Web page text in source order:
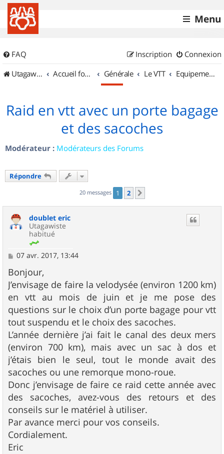
Menu
FAQ Connexion
Inscription
UtagawaVTT (Randos VTT et VTTAE avec traces GPS)
Accueil forum Générale Le VTT Equipements et Accessoires
Raid en vtt avec un porte bagage
et des sacoches
Modérateur : Modérateurs des Forums
Répondre
20 messages 1 2
doublet eric
Utagawiste
habitué
M
s
s
a
g
e
07 avr. 2017, 13:44
Bonjour,
J’envisage de faire la velodysée (environ 1200 km)
en vtt au mois de juin et je me pose des
questions sur le choix d’un porte bagage pour vtt
tout suspendu et le choix des sacoches.
L’année dernière j’ai fait le canal des deux mers
(environ 700 km), mais avec un sac à dos et
j’étais bien le seul, tout le monde avait des
sacoches ou une remorque mono-roue.
Donc j’envisage de faire ce raid cette année avec
des sacoches, avez-vous des retours et des
conseils sur le matériel à utiliser.
Par avance merci pour vos conseils.
Cordialement.
Eric